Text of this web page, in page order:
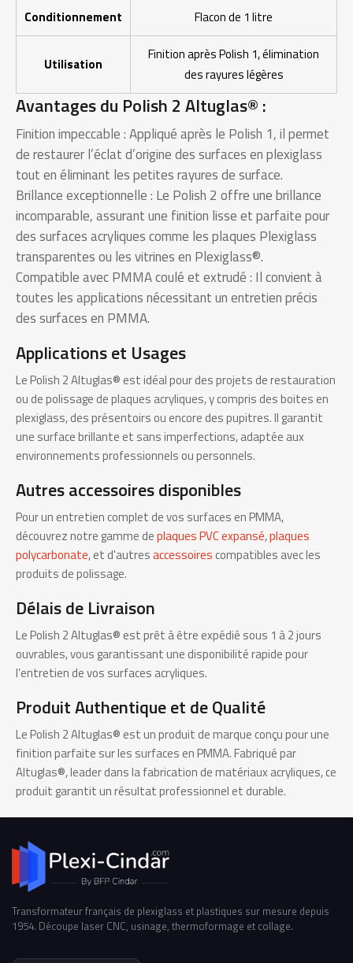
Conditionnement Flacon de 1 litre
Utilisation
Finition après Polish 1, élimination
des rayures légères
Avantages du Polish 2 Altuglas® :
Finition impeccable : Appliqué après le Polish 1, il permet
de restaurer l’éclat d’origine des surfaces en plexiglass
tout en éliminant les petites rayures de surface.
Brillance exceptionnelle : Le Polish 2 offre une brillance
incomparable, assurant une finition lisse et parfaite pour
des surfaces acryliques comme les plaques Plexiglass
transparentes ou les vitrines en Plexiglass®.
Compatible avec PMMA coulé et extrudé : Il convient à
toutes les applications nécessitant un entretien précis
des surfaces en PMMA.
Applications et Usages
Le Polish 2 Altuglas® est idéal pour des projets de restauration
ou de polissage de plaques acryliques, y compris des boites en
plexiglass, des présentoirs ou encore des pupitres. Il garantit
une surface brillante et sans imperfections, adaptée aux
environnements professionnels ou personnels.
Autres accessoires disponibles
Pour un entretien complet de vos surfaces en PMMA,
découvrez notre gamme deplaques PVC expansé,plaques
polycarbonate, et d'autresaccessoires compatibles avec les
produits de polissage.
Délais de Livraison
Le Polish 2 Altuglas® est prêt à être expédié sous 1 à 2 jours
ouvrables, vous garantissant une disponibilité rapide pour
l’entretien de vos surfaces acryliques.
Produit Authentique et de Qualité
Le Polish 2 Altuglas® est un produit de marque conçu pour une
finition parfaite sur les surfaces en PMMA. Fabriqué par
Altuglas®, leader dans la fabrication de matériaux acryliques, ce
produit garantit un résultat professionnel et durable.
Transformateur français de plexiglass et plastiques sur mesure depuis
1954. Découpe laser CNC, usinage, thermoformage et collage.